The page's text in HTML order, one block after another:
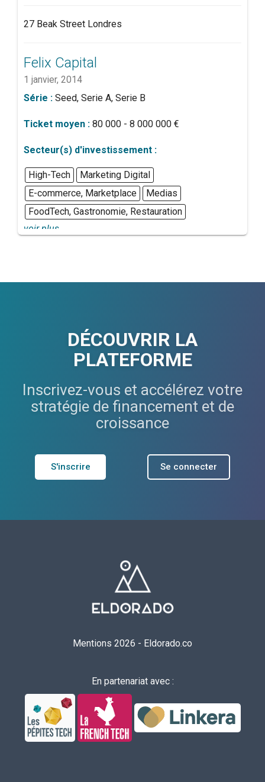
27 Beak Street Londres
Felix Capital
1 janvier, 2014
Série : Seed, Serie A, Serie B
Ticket moyen : 80 000 - 8 000 000 €
Secteur(s) d'investissement :
High-Tech
Marketing Digital
E-commerce, Marketplace
Medias
FoodTech, Gastronomie, Restauration
voir plus...
DÉCOUVRIR LA
PLATEFORME
Inscrivez-vous et accélérez votre
stratégie de financement et de
croissance
S'inscrire Se connecter
Mentions 2026 - Eldorado.co
En partenariat avec :